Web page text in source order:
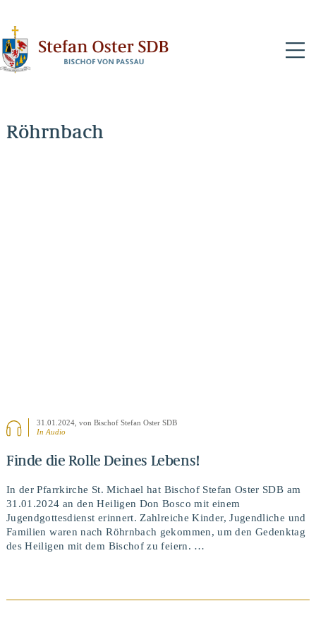
Röhrnbach
31.01.2024 , von Bischof Stefan Oster SDB
In Audio
Finde die Rolle Deines Lebens!
In der Pfarrkirche St. Michael hat Bischof Stefan Oster SDB am
31.01.2024 an den Heiligen Don Bosco mit einem
Jugendgottesdienst erinnert. Zahlreiche Kinder, Jugendliche und
Familien waren nach Röhrnbach gekommen, um den Gedenktag
des Heiligen mit dem Bischof zu feiern. …